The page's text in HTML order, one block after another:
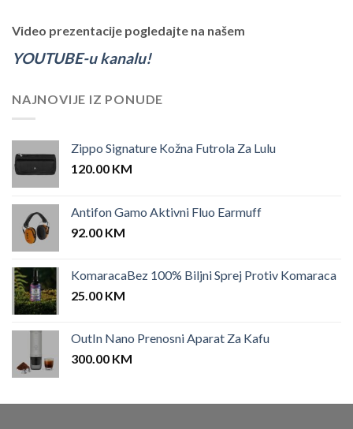
Video prezentacije pogledajte na našem
YOUTUBE-u kanalu!
NAJNOVIJE IZ PONUDE
Zippo Signature Kožna Futrola Za Lulu
120.00 KM
Antifon Gamo Aktivni Fluo Earmuff
92.00 KM
KomaracaBez 100% Biljni Sprej Protiv Komaraca
25.00 KM
OutIn Nano Prenosni Aparat Za Kafu
300.00 KM